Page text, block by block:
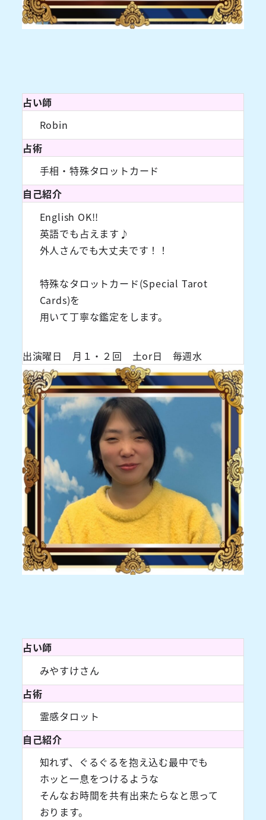
占い師
Robin
占術
手相・特殊タロットカード
自己紹介
English OK!!
英語でも占えます♪
外人さんでも大丈夫です！！
特殊なタロットカード(Special Tarot
Cards)を
用いて丁寧な鑑定をします。
出演曜日 月１・２回 土or日 毎週水
占い師
みやすけさん
占術
霊感タロット
自己紹介
知れず、ぐるぐるを抱え込む最中でも
ホッと一息をつけるような
そんなお時間を共有出来たらなと思って
おります。